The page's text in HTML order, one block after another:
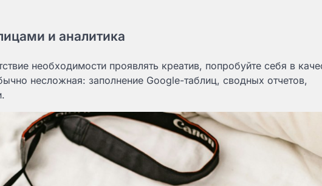
и аналитика
необходимости проявлять креатив, попробуйте себя в
несложная: заполнение Google-таблиц, сводных отчетов,